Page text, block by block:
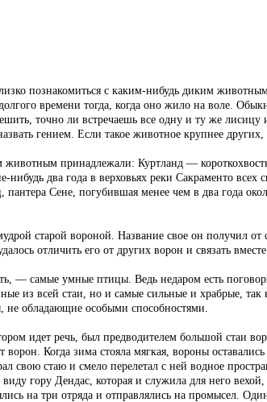
познакомиться с каким-нибудь диким
времени тогда, когда оно жило на воле.
точно ли встречаешь все одну и ту же
гением. Если такое животное крупнее
принадлежали: Куртланд —
нибудь два года в верховьях реки Сакраменто
пантера Сене, погубившая менее чем в два года
старой вороной. Название свое он получил
отличить его от других ворон и связать
— самые умные птицы. Ведь недаром есть
из всей стаи, но и самые сильные и храбрые,
обладающие особыми способностями.
идет речь, был предводителем большой стаи
ворон. Когда зима стояла мягкая, вороны
свою стаю и смело перелетал с ней водное
гору Дендас, которая и служила для него
на три отряда и отправлялись на промысел.